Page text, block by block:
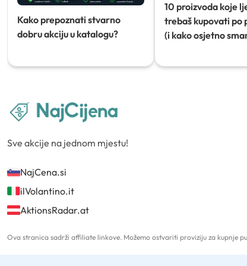
Kako prepoznati stvarno
dobru akciju u katalogu?
10 proizvoda koje
trebaš kupovati po
(i kako osjetno
Sve akcije na jednom mjestu!
NajCena.si
ilVolantino.it
AktionsRadar.at
Ova stranica sadrži affiliate linkove. Možemo ostvariti proviziju za kupnje